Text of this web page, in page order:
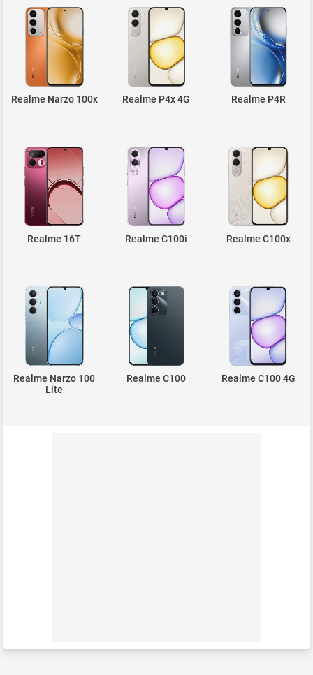
Realme Narzo 100x Realme P4x 4G Realme P4R
Realme 16T Realme C100i Realme C100x
Realme Narzo 100
Lite
Realme C100 Realme C100 4G